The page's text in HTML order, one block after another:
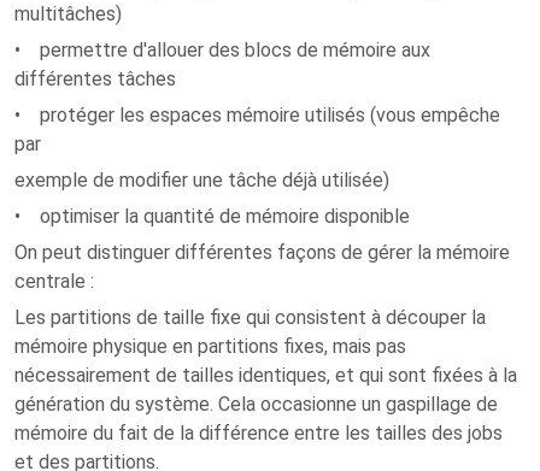
multitâches)
• permettre d'allouer des blocs de mémoire aux
différentes tâches
• protéger les espaces mémoire utilisés (vous empêche
par
exemple de modifier une tâche déjà utilisée)
• optimiser la quantité de mémoire disponible
On peut distinguer différentes façons de gérer la mémoire
centrale :
Les partitions de taille fixe qui consistent à découper la
mémoire physique en partitions fixes, mais pas
nécessairement de tailles identiques, et qui sont fixées à la
génération du système. Cela occasionne un gaspillage de
mémoire du fait de la différence entre les tailles des jobs
et des partitions.